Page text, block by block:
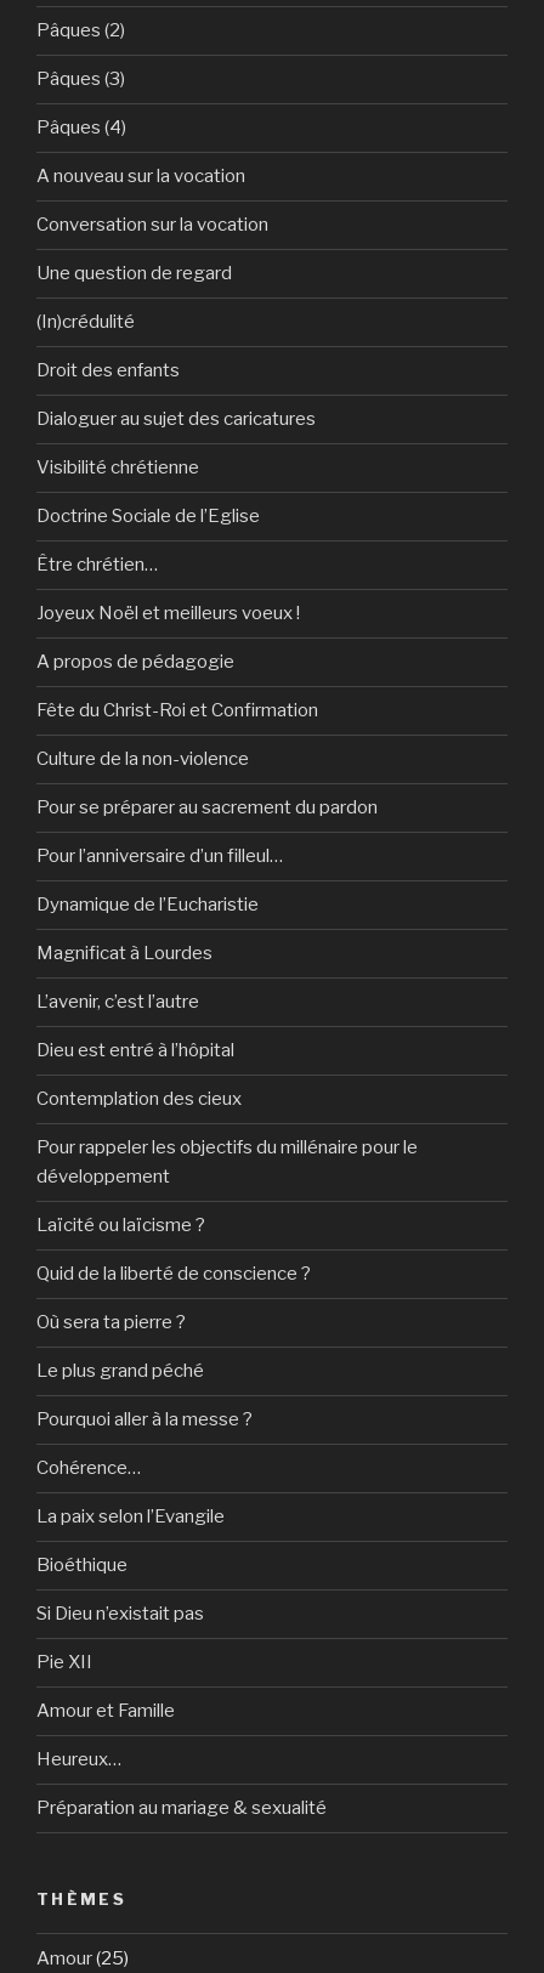
Pâques (2)
Pâques (3)
Pâques (4)
A nouveau sur la vocation
Conversation sur la vocation
Une question de regard
(In)crédulité
Droit des enfants
Dialoguer au sujet des caricatures
Visibilité chrétienne
Doctrine Sociale de l’Eglise
Être chrétien…
Joyeux Noël et meilleurs voeux !
A propos de pédagogie
Fête du Christ-Roi et Confirmation
Culture de la non-violence
Pour se préparer au sacrement du pardon
Pour l’anniversaire d’un filleul…
Dynamique de l’Eucharistie
Magnificat à Lourdes
L’avenir, c’est l’autre
Dieu est entré à l’hôpital
Contemplation des cieux
Pour rappeler les objectifs du millénaire pour le
développement
Laïcité ou laïcisme ?
Quid de la liberté de conscience ?
Où sera ta pierre ?
Le plus grand péché
Pourquoi aller à la messe ?
Cohérence…
La paix selon l’Evangile
Bioéthique
Si Dieu n’existait pas
Pie XII
Amour et Famille
Heureux…
Préparation au mariage & sexualité
THÈMES
Amour(25)